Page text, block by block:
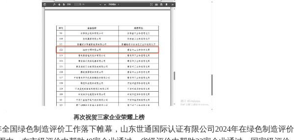
再次祝贺三家企业荣耀上榜
全国绿色制造评价工作落下帷幕，山东世通国际认证有限公司2024年在绿色制造评价